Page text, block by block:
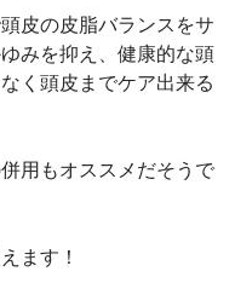
皮の皮脂バランスをサ
みを抑え、健康的な頭
く頭皮までケア出来る
用もオススメだそうで
ます！